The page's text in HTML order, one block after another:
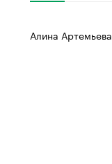
Алина Артемьева